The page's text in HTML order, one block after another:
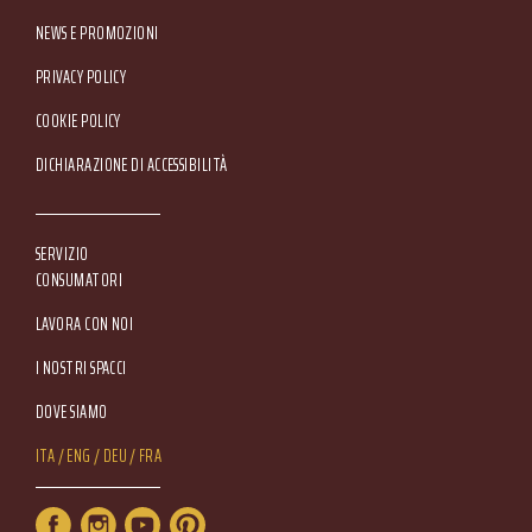
NEWS E PROMOZIONI
Footer Service Menu
PRIVACY POLICY
COOKIE POLICY
DICHIARAZIONE DI ACCESSIBILITÀ
SERVIZIO
CONSUMATORI
LAVORA CON NOI
I NOSTRI SPACCI
DOVE SIAMO
Lang Menu
ITA ENG DEU FRA
Service Menu